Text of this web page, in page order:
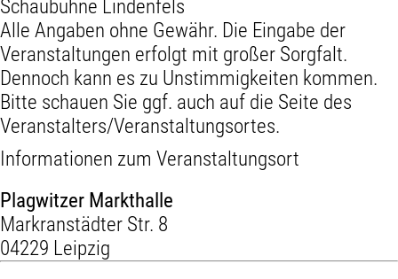
Schaubühne Lindenfels
Alle Angaben ohne Gewähr. Die Eingabe der
Veranstaltungen erfolgt mit großer Sorgfalt.
Dennoch kann es zu Unstimmigkeiten kommen.
Bitte schauen Sie ggf. auch auf die Seite des
Veranstalters/Veranstaltungsortes.
Informationen zum Veranstaltungsort
Plagwitzer Markthalle
Markranstädter Str. 8
04229 Leipzig